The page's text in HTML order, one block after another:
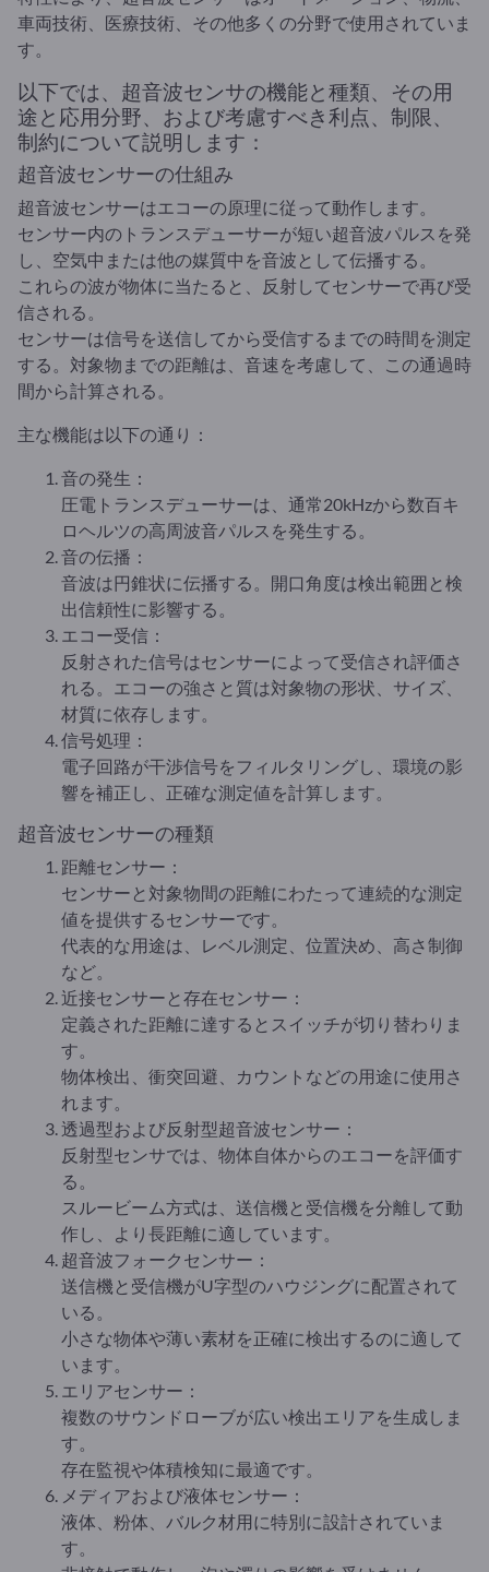
車両技術、医療技術、その他多くの分野で使用されていま
す。
以下では、超音波センサの機能と種類、その用
途と応用分野、および考慮すべき利点、制限、
制約について説明します：
超音波センサーの仕組み
超音波センサーはエコーの原理に従って動作します。
センサー内のトランスデューサーが短い超音波パルスを発
し、空気中または他の媒質中を音波として伝播する。
これらの波が物体に当たると、反射してセンサーで再び受
信される。
センサーは信号を送信してから受信するまでの時間を測定
する。対象物までの距離は、音速を考慮して、この通過時
間から計算される。
主な機能は以下の通り：
音の発生：
圧電トランスデューサーは、通常20kHzから数百キ
ロヘルツの高周波音パルスを発生する。
音の伝播：
音波は円錐状に伝播する。開口角度は検出範囲と検
出信頼性に影響する。
エコー受信：
反射された信号はセンサーによって受信され評価さ
れる。エコーの強さと質は対象物の形状、サイズ、
材質に依存します。
信号処理：
電子回路が干渉信号をフィルタリングし、環境の影
響を補正し、正確な測定値を計算します。
超音波センサーの種類
距離センサー：
センサーと対象物間の距離にわたって連続的な測定
値を提供するセンサーです。
代表的な用途は、レベル測定、位置決め、高さ制御
など。
近接センサーと存在センサー：
定義された距離に達するとスイッチが切り替わりま
す。
物体検出、衝突回避、カウントなどの用途に使用さ
れます。
透過型および反射型超音波センサー：
反射型センサでは、物体自体からのエコーを評価す
る。
スルービーム方式は、送信機と受信機を分離して動
作し、より長距離に適しています。
超音波フォークセンサー：
送信機と受信機がU字型のハウジングに配置されて
いる。
小さな物体や薄い素材を正確に検出するのに適して
います。
エリアセンサー：
複数のサウンドローブが広い検出エリアを生成しま
す。
存在監視や体積検知に最適です。
メディアおよび液体センサー：
液体、粉体、バルク材用に特別に設計されていま
す。